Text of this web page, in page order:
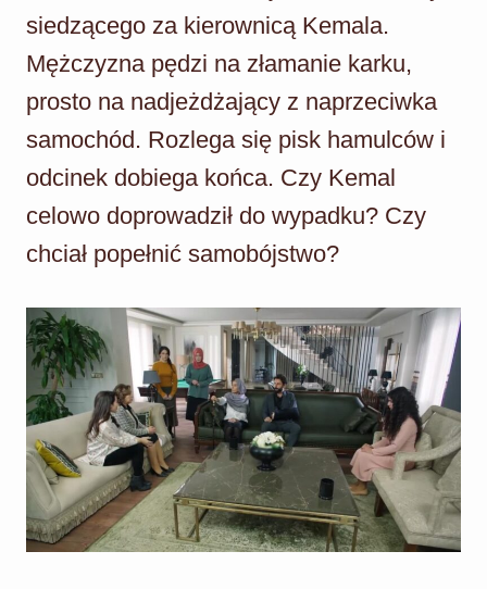
siedzącego za kierownicą Kemala.
Mężczyzna pędzi na złamanie karku,
prosto na nadjeżdżający z naprzeciwka
samochód. Rozlega się pisk hamulców i
odcinek dobiega końca. Czy Kemal
celowo doprowadził do wypadku? Czy
chciał popełnić samobójstwo?